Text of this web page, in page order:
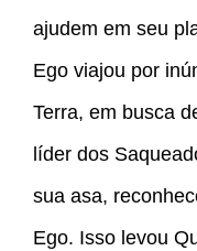
ajudem em seu
Ego viajou por
Terra, em busca
líder dos
sua asa,
Ego. Isso levou